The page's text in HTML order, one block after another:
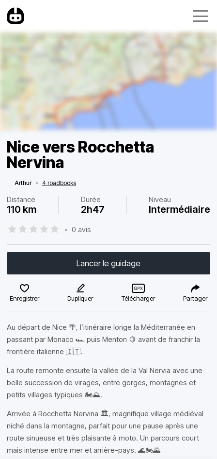
Nice vers Rocchetta
Nervina
Arthur • 4 roadbooks
Distance
110 km
Durée
2h47
Niveau
Intermédiaire
• 0 avis
Lancer le guidage
Enregistrer Dupliquer Télécharger Partager
Au départ de Nice 🌴, l’itinéraire longe la Méditerranée en
passant par Monaco 🏎️ puis Menton 🍋 avant de franchir la
frontière italienne 🇮🇹.
La route remonte ensuite la vallée de la Val Nervia avec une
belle succession de virages, entre gorges, montagnes et
petits villages typiques 🏍️⛰️.
Arrivée à Rocchetta Nervina 🏛️, magnifique village médiéval
niché dans la montagne, parfait pour une pause après une
route sinueuse et très plaisante à moto. Un parcours court
mais intense entre mer et arrière-pays. 🌊🏍️🌄